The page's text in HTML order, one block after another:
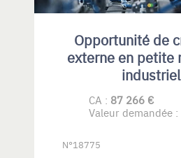
Opportunité de
externe en petite
CA : 87 266 €
Valeur demandée :
N°18775